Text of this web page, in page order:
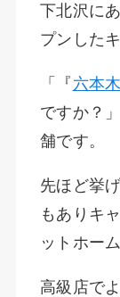
下北沢に
プンした
「『 六本
ですか？
舗です。
先ほど挙
もありキ
ットホー
高級店で